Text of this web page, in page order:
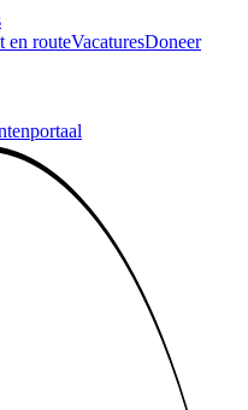
en routeVacaturesDoneer